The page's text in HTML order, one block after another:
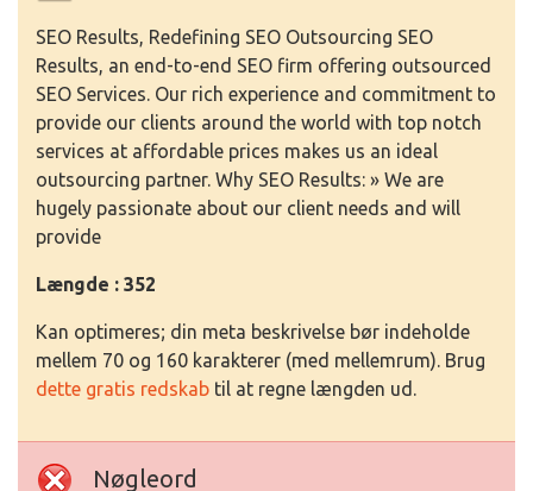
SEO Results, Redefining SEO Outsourcing SEO
Results, an end-to-end SEO firm offering outsourced
SEO Services. Our rich experience and commitment to
provide our clients around the world with top notch
services at affordable prices makes us an ideal
outsourcing partner. Why SEO Results: » We are
hugely passionate about our client needs and will
provide
Længde : 352
Kan optimeres; din meta beskrivelse bør indeholde
mellem 70 og 160 karakterer (med mellemrum). Brug
dette gratis redskab til at regne længden ud.
Nøgleord